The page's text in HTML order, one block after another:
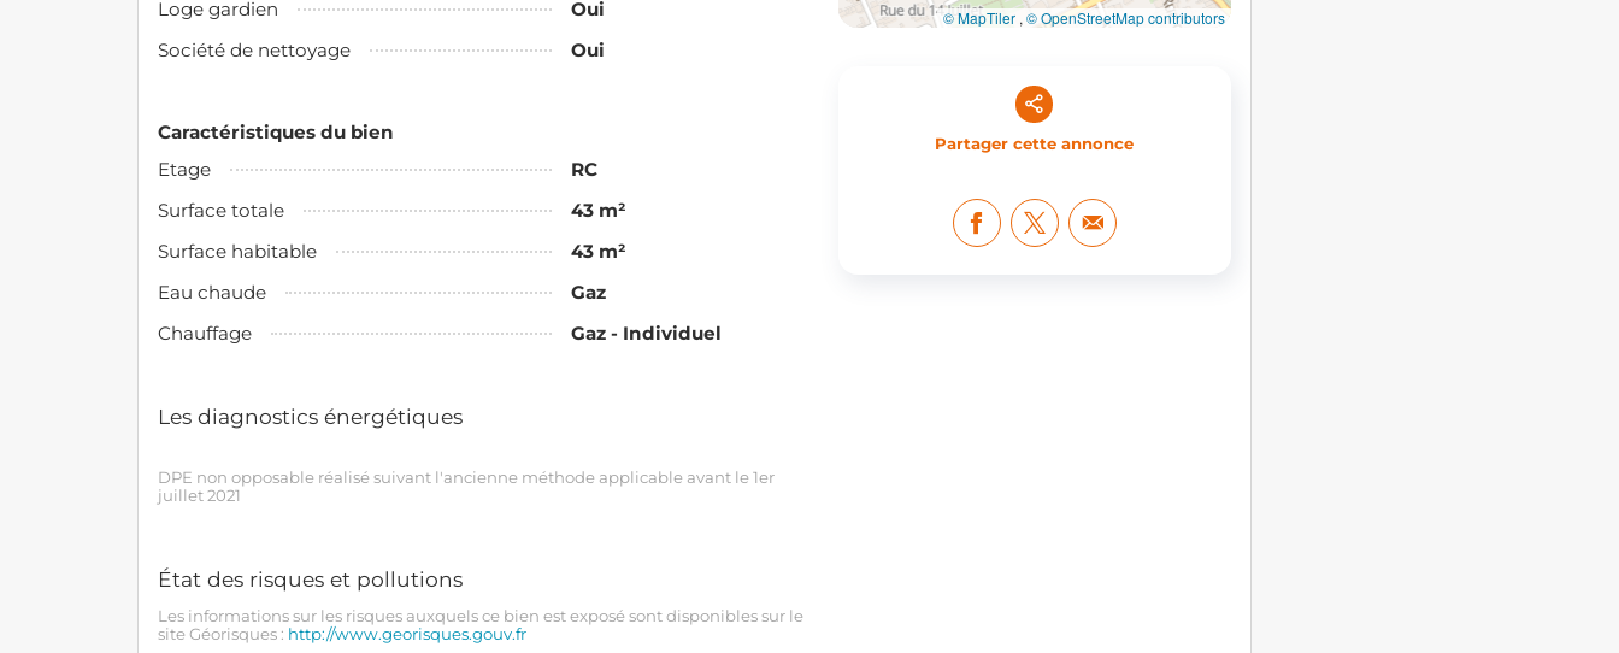
Loge gardien
Oui
Société de nettoyage
Oui
Caractéristiques du bien
Etage
RC
Surface totale
43 m²
Surface habitable
43 m²
Eau chaude
Gaz
Chauffage
Gaz - Individuel
Les diagnostics énergétiques
DPE non opposable réalisé suivant l'ancienne méthode applicable avant le 1er
juillet 2021
État des risques et pollutions
Les informations sur les risques auxquels ce bien est exposé sont disponibles sur le
site Géorisques : http://www.georisques.gouv.fr
© MapTiler ,© OpenStreetMap contributors
Partager cette annonce